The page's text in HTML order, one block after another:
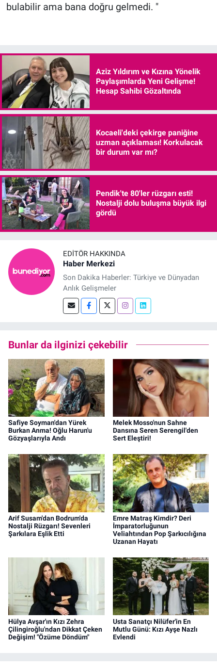
bulabilir ama bana doğru gelmedi. "
Aziz Yıldırım ve Kızına Yönelik
Paylaşımlarda Yeni Gelişme!
Hesap Sahibi Gözaltında
Kocaeli'deki çekirge paniğine
uzman açıklaması! Korkulacak
bir durum var mı?
Pendik'te 80'ler rüzgarı esti!
Nostalji dolu buluşma büyük ilgi
gördü
EDITÖR HAKKINDA
Haber Merkezi
Son Dakika Haberler: Türkiye ve Dünyadan
Anlık Gelişmeler
Bunlar da ilginizi çekebilir
Safiye Soyman'dan Yürek
Burkan Anma! Oğlu Harun'u
Gözyaşlarıyla Andı
Melek Mosso'nun Sahne
Dansına Seren Serengil'den
Sert Eleştiri!
Arif Susam'dan Bodrum'da
Nostalji Rüzgarı! Sevenleri
Şarkılara Eşlik Etti
Emre Matraş Kimdir? Deri
İmparatorluğunun
Veliahtından Pop Şarkıcılığına
Uzanan Hayatı
Hülya Avşar'ın Kızı Zehra
Çilingiroğlu'ndan Dikkat Çeken
Değişim! "Özüme Döndüm"
Usta Sanatçı Nilüfer'in En
Mutlu Günü: Kızı Ayşe Nazlı
Evlendi